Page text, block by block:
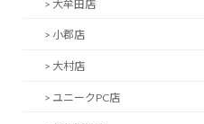
> 大牟田店
> 小郡店
> 大村店
> ユニークPC店